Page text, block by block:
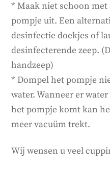
* Maak niet schoon
pompje uit. Een
desinfectie doekjes of
desinfecterende zeep.
handzeep)
* Dompel het pompje
water. Wanneer er
het pompje komt kan
meer vacuüm trekt.
Wij wensen u veel